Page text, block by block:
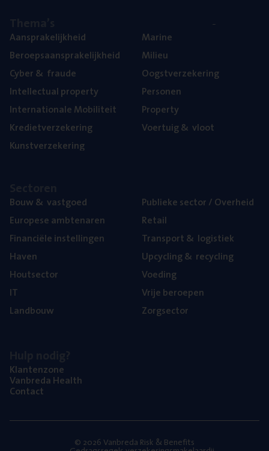
Aan­spra­ke­lijk­heid
Beroeps­aan­spra­ke­lijk­heid
Cyber& fraude
Intel­lec­tu­al property
Inter­na­ti­o­na­le Mobiliteit
Kre­diet­ver­ze­ke­ring
Kunst­ver­ze­ke­ring
Mari­ne
Mili­eu
Oogst­ver­ze­ke­ring
Per­so­nen
Pro­per­ty
Voer­tuig& vloot
Bouw& vastgoed
Euro­pe­se ambtenaren
Finan­ci­ë­le instellingen
Haven
Hout­sec­tor
IT
Land­bouw
Publie­ke sec­tor / Overheid
Retail
Trans­port& logistiek
Upcy­cling& recycling
Voe­ding
Vrije beroe­pen
Zorg­sec­tor
Klan­ten­zo­ne
Van­b­re­da Health
Con­tact
© 2026 Vanbreda Risk & Benefits